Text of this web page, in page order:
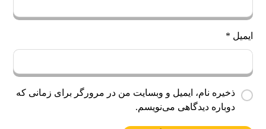
ایمیل *
ذخیره نام، ایمیل و وبسایت من در مرورگر برای زمانی که
دوباره دیدگاهی می‌نویسم.